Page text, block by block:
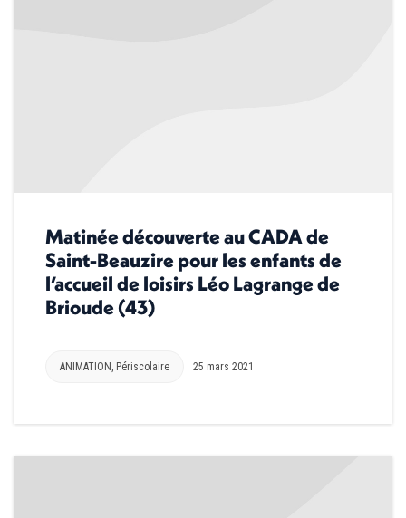
Matinée découverte au CADA de
Saint-Beauzire pour les enfants de
l’accueil de loisirs Léo Lagrange de
Brioude (43)
ANIMATION , Périscolaire 25 mars 2021